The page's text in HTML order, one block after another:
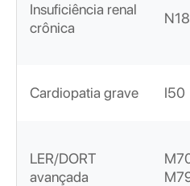
Insuficiência renal
crônica
N18
Cardiopatia grave I50
LER/DORT
avançada